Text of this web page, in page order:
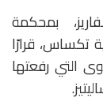
، بمحكمة
تكساس، قرارًا
التي رفعتها
.